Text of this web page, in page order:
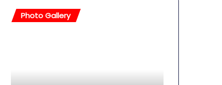
Photo Gallery